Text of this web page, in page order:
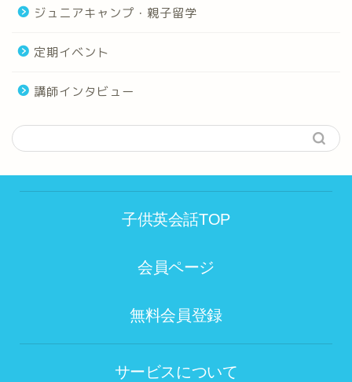
ジュニアキャンプ・親子留学
定期イベント
講師インタビュー
子供英会話TOP
会員ページ
無料会員登録
サービスについて